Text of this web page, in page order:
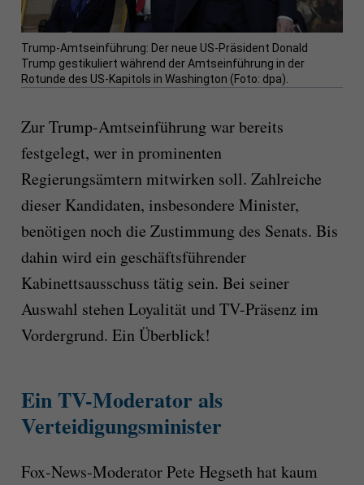
Trump-Amtseinführung: Der neue US-Präsident Donald
Trump gestikuliert während der Amtseinführung in der
Rotunde des US-Kapitols in Washington (Foto: dpa).
Zur Trump-Amtseinführung war bereits
festgelegt, wer in prominenten
Regierungsämtern mitwirken soll. Zahlreiche
dieser Kandidaten, insbesondere Minister,
benötigen noch die Zustimmung des Senats. Bis
dahin wird ein geschäftsführender
Kabinettsausschuss tätig sein. Bei seiner
Auswahl stehen Loyalität und TV-Präsenz im
Vordergrund. Ein Überblick!
Ein TV-Moderator als
Verteidigungsminister
Fox-News-Moderator Pete Hegseth hat kaum